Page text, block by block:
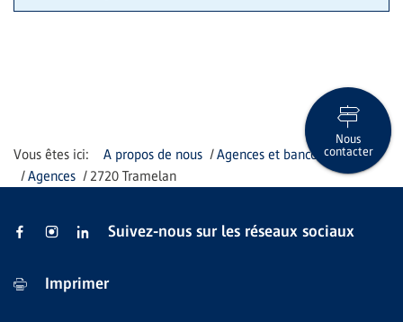
A propos de nous
Agences et bancomats
Agences
2720 Tramelan
Nous
contacter
Suivez-nous sur les réseaux sociaux
Imprimer